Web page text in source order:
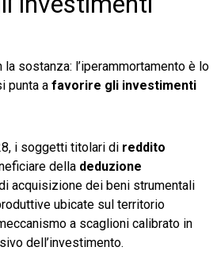
la sostanza: l’iperammortamento è lo
punta a favorire gli investimenti
i soggetti titolari di reddito
della deduzione
acquisizione dei beni strumentali
ubicate sul territorio
a scaglioni calibrato in
dell’investimento.